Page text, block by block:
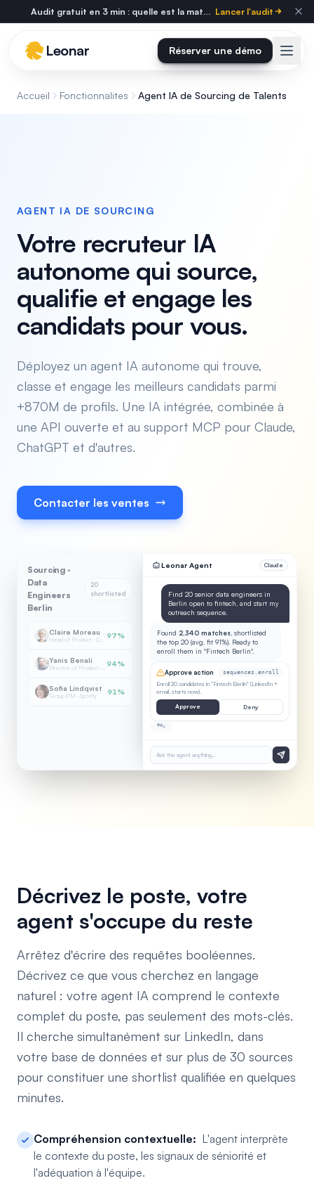
Skip to main content Audit gratuit en 3 min : quelle est la maturité tech de votre cabinet ? Lancer l'audit
Leonar Réserver une démo
Accueil Fonctionnalites Agent IA de Sourcing de Talents
AGENT IA DE SOURCING
Votre recruteur IA
autonome qui source,
qualifie et engage les
candidats pour vous.
Déployez un agent IA autonome qui trouve,
classe et engage les meilleurs candidats parmi
+870M de profils. Une IA intégrée, combinée à
une API ouverte et au support MCP pour Claude,
ChatGPT et d'autres.
Contacter les ventes
Sourcing ·
Data
Engineers
Berlin
20
shortlisted
Claire Moreau 97%
Yanis Benali 94%
Sofia Lindqvist
Group PM · Spotify 91%
Leonar Agent Claude
Find 20 senior data engineers in
Berlin open to fintech, and start my
outreach sequence.
Found 2,340 matches , shortlisted
the top 20 (avg. fit 91%). Ready to
enroll them in "Fintech Berlin".
Approve action sequences.enroll
Enroll 20 candidates in "Fintech Berlin" (LinkedIn +
email, starts now).
Approve
Deny
Ask the agent anything…
Décrivez le poste, votre
agent s'occupe du reste
Arrêtez d'écrire des requêtes booléennes.
Décrivez ce que vous cherchez en langage
naturel : votre agent IA comprend le contexte
complet du poste, pas seulement des mots-clés.
Il cherche simultanément sur LinkedIn, dans
votre base de données et sur plus de 30 sources
pour constituer une shortlist qualifiée en quelques
minutes.
Compréhension contextuelle: L'agent interprète
le contexte du poste, les signaux de séniorité et
l'adéquation à l'équipe.